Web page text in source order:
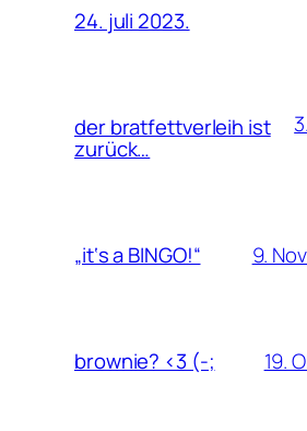
24. juli 2023.
der bratfettverleih ist
zurück…
„it‘s a BINGO!“ 9.
brownie? <3 (-; 19.